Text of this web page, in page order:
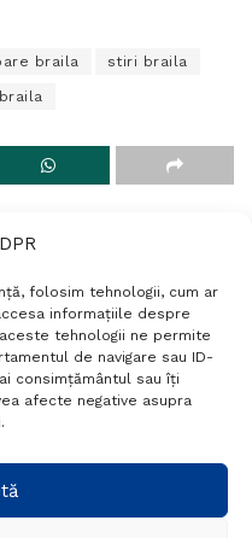
folosim tehnologii, cum ar
informațiile despre
tehnologii ne permite
de navigare sau ID-
consimțământul sau îți
afecte negative asupra
braila stiri braila
de confidențialitate
760 194